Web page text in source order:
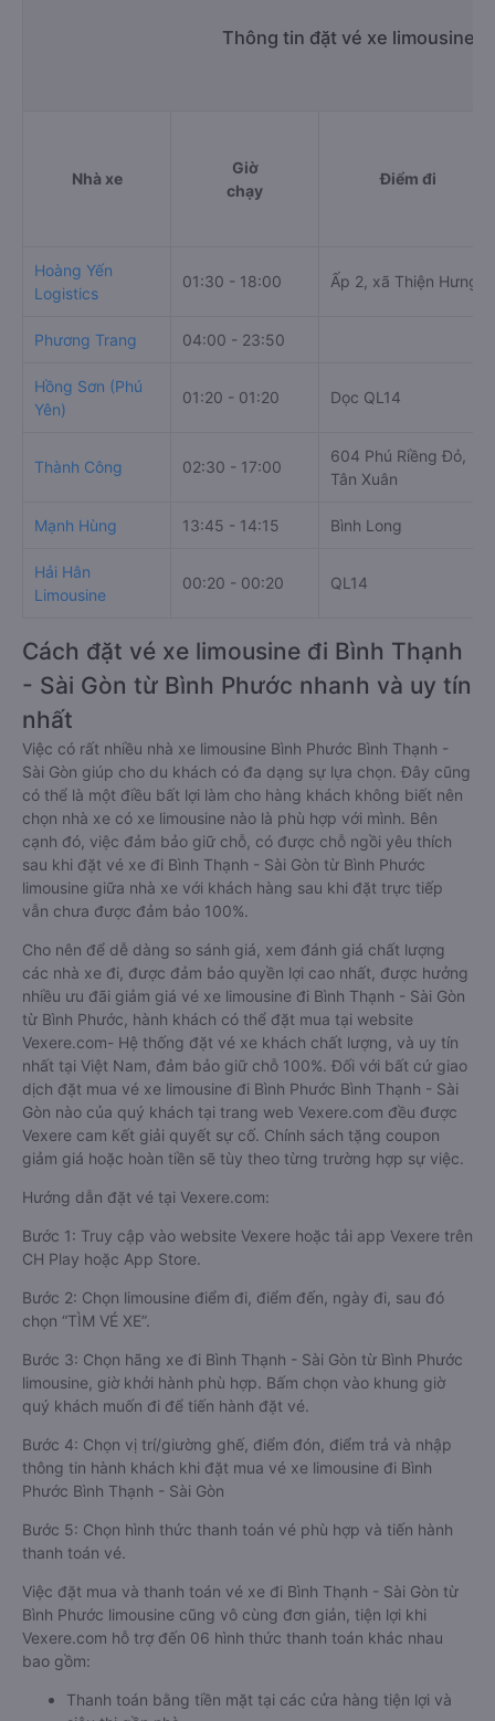
Thông tin đặt vé xe limousine
Nhà xe
Giờ
chạy
Điểm đi
Hoàng Yến
Logistics
01:30 - 18:00 Ấp 2, xã Thiện Hưng
Phương Trang 04:00 - 23:50
Hồng Sơn (Phú
Yên)
01:20 - 01:20 Dọc QL14
Thành Công 02:30 - 17:00
604 Phú Riềng Đỏ,
Tân Xuân
Mạnh Hùng 13:45 - 14:15 Bình Long
Hải Hân
Limousine
00:20 - 00:20 QL14
Cách đặt vé xe limousine đi Bình Thạnh
- Sài Gòn từ Bình Phước nhanh và uy tín
nhất
Việc có rất nhiều nhà xe limousine Bình Phước Bình Thạnh -
Sài Gòn giúp cho du khách có đa dạng sự lựa chọn. Đây cũng
có thể là một điều bất lợi làm cho hàng khách không biết nên
chọn nhà xe có xe limousine nào là phù hợp với mình. Bên
cạnh đó, việc đảm bảo giữ chỗ, có được chỗ ngồi yêu thích
sau khi đặt vé xe đi Bình Thạnh - Sài Gòn từ Bình Phước
limousine giữa nhà xe với khách hàng sau khi đặt trực tiếp
vẫn chưa được đảm bảo 100%.
Cho nên để dễ dàng so sánh giá, xem đánh giá chất lượng
các nhà xe đi, được đảm bảo quyền lợi cao nhất, được hưởng
nhiều ưu đãi giảm giá vé xe limousine đi Bình Thạnh - Sài Gòn
từ Bình Phước, hành khách có thể đặt mua tại website
Vexere.com- Hệ thống đặt vé xe khách chất lượng, và uy tín
nhất tại Việt Nam, đảm bảo giữ chỗ 100%. Đối với bất cứ giao
dịch đặt mua vé xe limousine đi Bình Phước Bình Thạnh - Sài
Gòn nào của quý khách tại trang web Vexere.com đều được
Vexere cam kết giải quyết sự cố. Chính sách tặng coupon
giảm giá hoặc hoàn tiền sẽ tùy theo từng trường hợp sự việc.
Hướng dẫn đặt vé tại Vexere.com:
Bước 1: Truy cập vào website Vexere hoặc tải app Vexere trên
CH Play hoặc App Store.
Bước 2: Chọn limousine điểm đi, điểm đến, ngày đi, sau đó
chọn “TÌM VÉ XE”.
Bước 3: Chọn hãng xe đi Bình Thạnh - Sài Gòn từ Bình Phước
limousine, giờ khởi hành phù hợp. Bấm chọn vào khung giờ
quý khách muốn đi để tiến hành đặt vé.
Bước 4: Chọn vị trí/giường ghế, điểm đón, điểm trả và nhập
thông tin hành khách khi đặt mua vé xe limousine đi Bình
Phước Bình Thạnh - Sài Gòn
Bước 5: Chọn hình thức thanh toán vé phù hợp và tiến hành
thanh toán vé.
Việc đặt mua và thanh toán vé xe đi Bình Thạnh - Sài Gòn từ
Bình Phước limousine cũng vô cùng đơn giản, tiện lợi khi
Vexere.com hỗ trợ đến 06 hình thức thanh toán khác nhau
bao gồm:
Thanh toán bằng tiền mặt tại các cửa hàng tiện lợi và